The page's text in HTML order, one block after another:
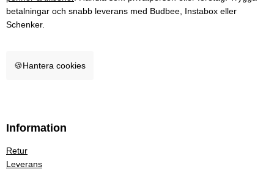
betalningar och snabb leverans med Budbee, Instabox eller
Schenker.
🍪Hantera cookies
Information
Retur
Leverans